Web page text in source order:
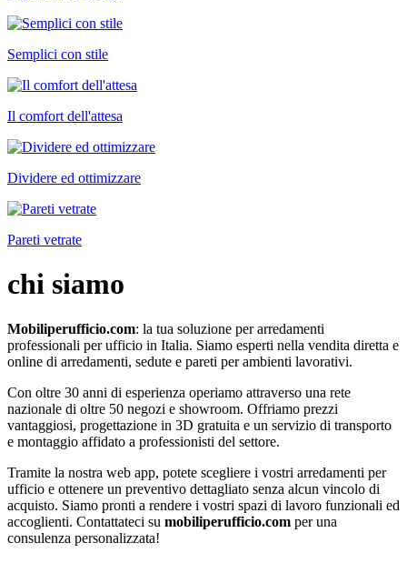
Semplici con stile
Il comfort dell'attesa
Dividere ed ottimizzare
Pareti vetrate
chi siamo
Mobiliperufficio.com: la tua soluzione per arredamenti
professionali per ufficio in Italia. Siamo esperti nella vendita diretta e
online di arredamenti, sedute e pareti per ambienti lavorativi.
Con oltre 30 anni di esperienza operiamo attraverso una rete
nazionale di oltre 50 negozi e showroom. Offriamo prezzi
vantaggiosi, progettazione in 3D gratuita e un servizio di transporto
e montaggio affidato a professionisti del settore.
Tramite la nostra web app, potete scegliere i vostri arredamenti per
ufficio e ottenere un preventivo dettagliato senza alcun vincolo di
acquisto. Siamo pronti a rendere i vostri spazi di lavoro funzionali ed
accoglienti. Contattateci su mobiliperufficio.com per una
consulenza personalizzata!